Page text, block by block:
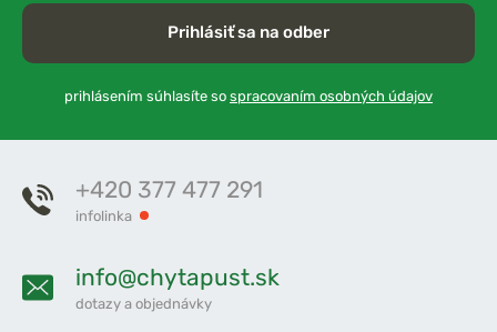
Prihlásiť sa na odber
prihlásením súhlasíte so spracovaním osobných údajov
+420 377 477 291
infolinka
info@chytapust.sk
dotazy a objednávky